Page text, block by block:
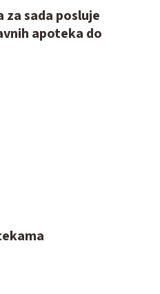
sada posluje
apoteka do